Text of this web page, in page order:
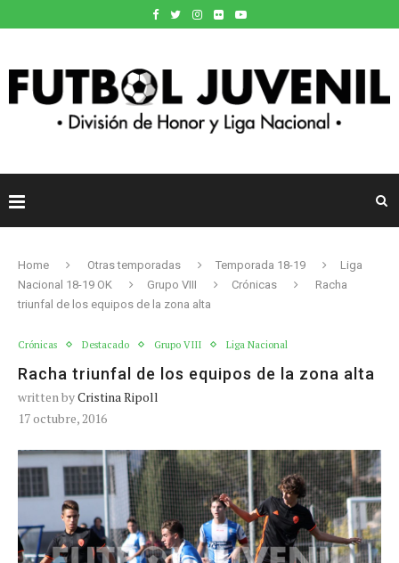
Home Otras temporadas Temporada 18-19
Liga
Nacional 18-19 OK
Grupo VIII Crónicas
Racha
triunfal de los equipos de la zona alta
Crónicas Destacado Grupo VIII Liga Nacional
Racha triunfal de los equipos de la zona alta
written byCristina Ripoll
17 octubre, 2016